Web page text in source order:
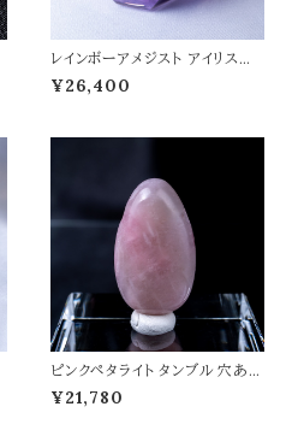
レインボーアメジスト アイリスア
メジスト ブラジル産 カットタンブ
ル 73g パワーストーン 天然石
¥26,400
ピンクペタライト タンブル 穴あき
11g 高品質 天然石 パワーストー
ン t0384
¥21,780